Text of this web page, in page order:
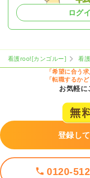
ログ
看護roo![カンゴルー] 看
「希望に合う
「転職するか
お気軽に
登録し
0120-